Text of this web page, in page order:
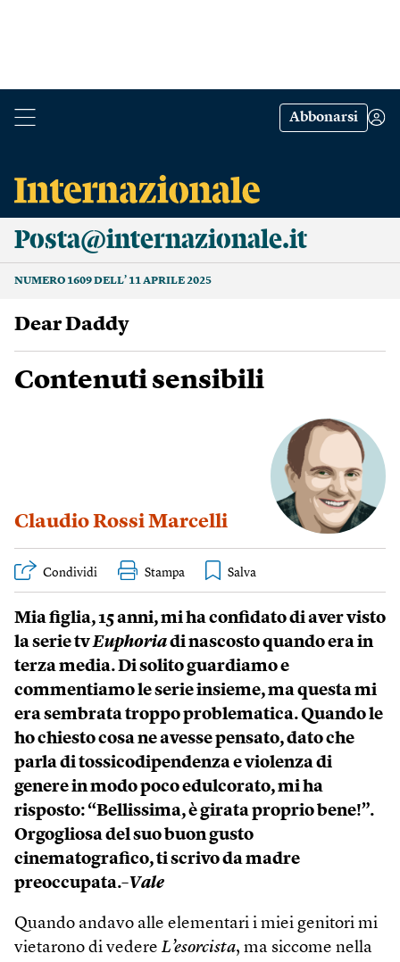
Abbonarsi
Posta@internazionale.it
NUMERO 1609 DELL’ 11 APRILE 2025
Dear Daddy
Contenuti sensibili
Claudio Rossi Marcelli
Condividi Stampa
Mia figlia, 15 anni, mi ha confidato di aver visto
la serie tvEuphoriadi nascosto quando era in
terza media. Di solito guardiamo e
commentiamo le serie insieme, ma questa mi
era sembrata troppo problematica. Quando le
ho chiesto cosa ne avesse pensato, dato che
parla di tossicodipendenza e violenza di
genere in modo poco edulcorato, mi ha
risposto: “Bellissima, è girata proprio bene!”.
Orgogliosa del suo buon gusto
cinematografico, ti scrivo da madre
preoccupata.–Vale
Quando andavo alle elementari i miei genitori mi
vietarono di vedere L’esorcista, ma siccome nella